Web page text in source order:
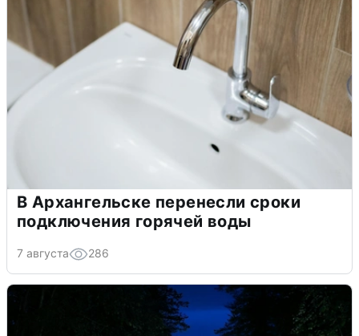
В Архангельске перенесли сроки
подключения горячей воды
7 августа 286